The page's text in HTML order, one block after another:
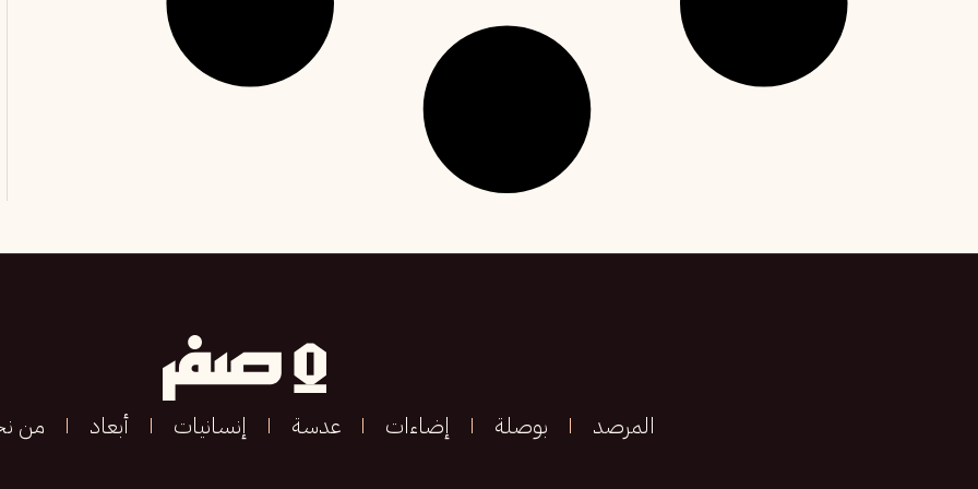
المرصد بوصلة إضاءات عدسة إنسانيات أبعاد من